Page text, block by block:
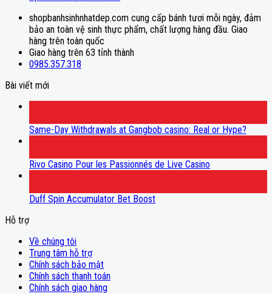
shopbanhsinhnhatdep.com cung cấp bánh tươi mỗi ngày, đảm
bảo an toàn vệ sinh thực phẩm, chất lượng hàng đầu. Giao
hàng trên toàn quốc
Giao hàng trên 63 tỉnh thành
0985.357.318
Bài viết mới
Same-Day Withdrawals at Gangbob casino: Real or Hype?
Rivo Casino Pour les Passionnés de Live Casino
Duff Spin Accumulator Bet Boost
Hỗ trợ
Về chúng tôi
Trung tâm hỗ trợ
Chính sách bảo mật
Chính sách thanh toán
Chính sách giao hàng